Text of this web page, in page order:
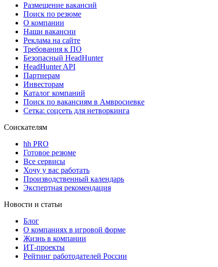
Размещение вакансий
Поиск по резюме
О компании
Наши вакансии
Реклама на сайте
Требования к ПО
Безопасный HeadHunter
HeadHunter API
Партнерам
Инвесторам
Каталог компаний
Поиск по вакансиям в Амвросиевке
Сетка: соцсеть для нетворкинга
Соискателям
hh PRO
Готовое резюме
Все сервисы
Хочу у вас работать
Производственный календарь
Экспертная рекомендация
Новости и статьи
Блог
О компаниях в игровой форме
Жизнь в компании
ИТ-проекты
Рейтинг работодателей России